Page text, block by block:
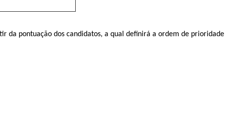
da pontuação dos candidatos, a qual definirá a ordem de prioridade